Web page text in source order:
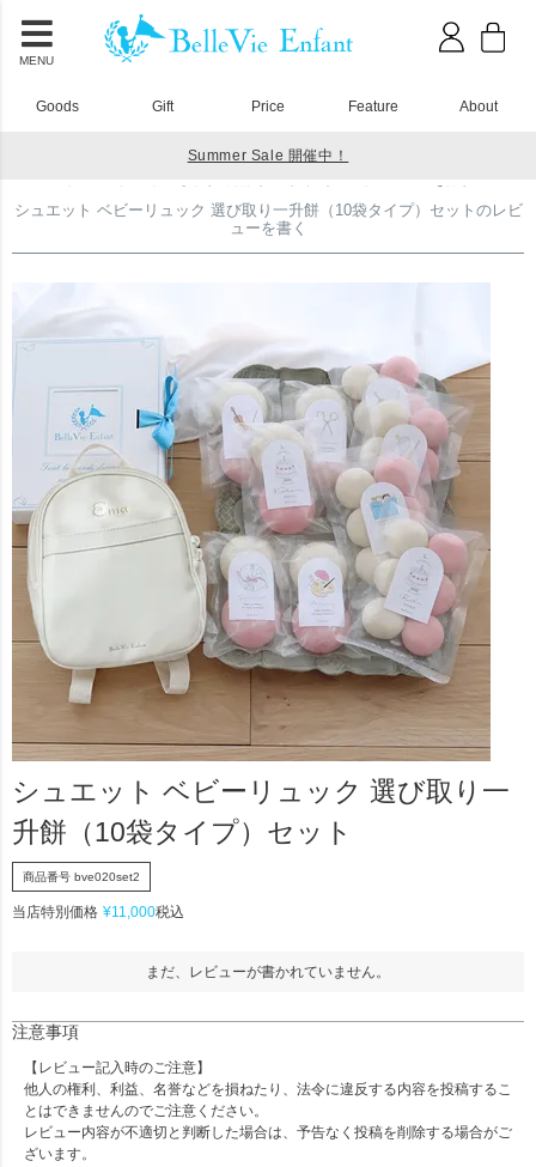
MENU
Goods Gift Price Feature About
Summer Sale 開催中！
一升餅 一升米で１歳のお誕生日をおしゃれにお祝いしよう
シュエット ベビーリュック 選び取り一升餅（10袋タイプ）セットのレビ
ューを書く
シュエット ベビーリュック 選び取り一
升餅（10袋タイプ）セット
商品番号 bve020set2
当店特別価格 ¥11,000税込
まだ、レビューが書かれていません。
注意事項
【レビュー記入時のご注意】
他人の権利、利益、名誉などを損ねたり、法令に違反する内容を投稿するこ
とはできませんのでご注意ください。
レビュー内容が不適切と判断した場合は、予告なく投稿を削除する場合がご
ざいます。